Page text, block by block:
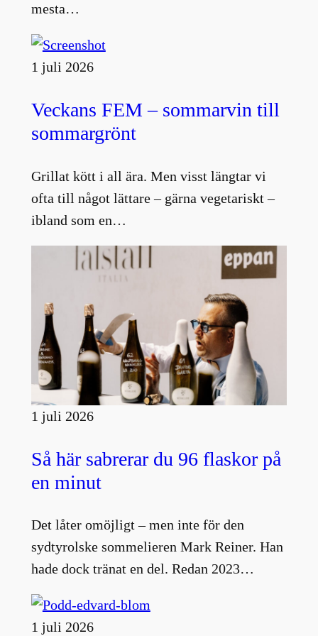
mesta…
1 juli 2026
Veckans FEM – sommarvin till
sommargrönt
Grillat kött i all ära. Men visst längtar vi
ofta till något lättare – gärna vegetariskt –
ibland som en…
1 juli 2026
Så här sabrerar du 96 flaskor på
en minut
Det låter omöjligt – men inte för den
sydtyrolske sommelieren Mark Reiner. Han
hade dock tränat en del. Redan 2023…
1 juli 2026